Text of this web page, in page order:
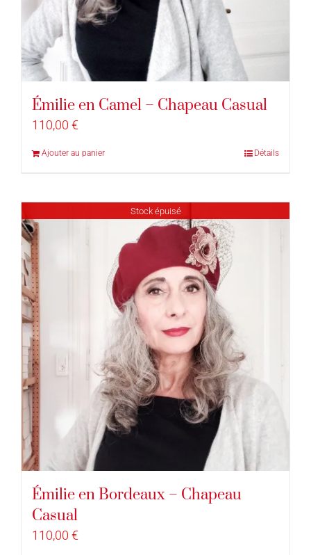
Émilie en Camel – Chapeau Casual
110,00 €
Ajouter au panier Détails
Stock épuisé
Émilie en Bordeaux – Chapeau
Casual
110,00 €